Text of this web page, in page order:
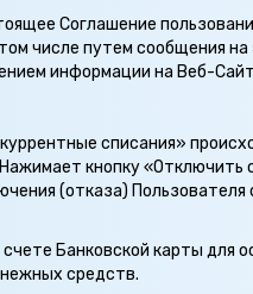
Соглашение
числе путем сообщения
информации на Веб-
списания»
кнопку
(отказа)
Банковской карты для
средств.